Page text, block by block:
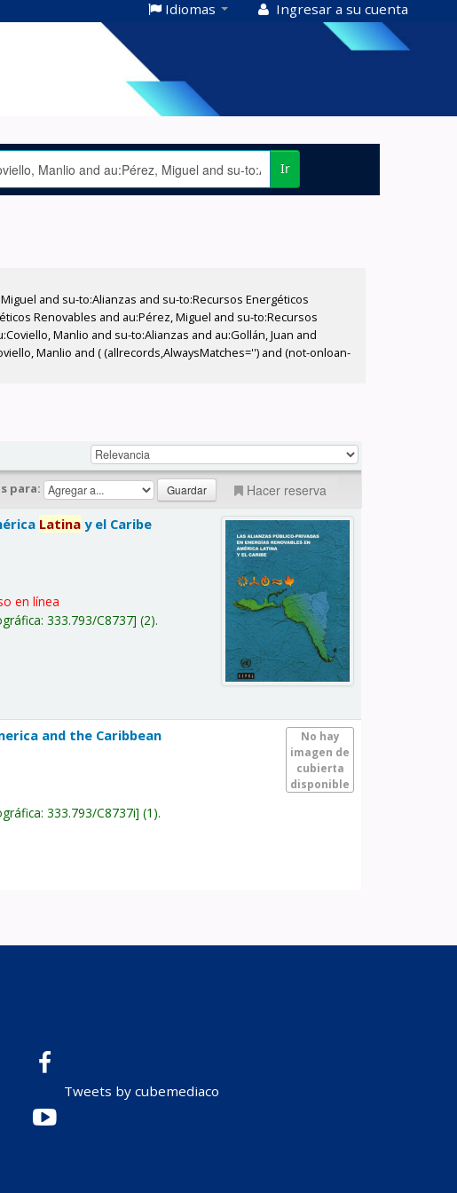
Idiomas Ingresar a su cuenta
Ir
Miguel and su-to:Alianzas and su-to:Recursos Energéticos
Renovables and au:Pérez, Miguel and su-to:Recursos
Manlio and su-to:Alianzas and au:Gollán, Juan and
Manlio and ( (allrecords,AlwaysMatches='') and (not-onloan-
para: Hacer reserva
Latina y el Caribe
en línea
333.793/C8737 (2).
No hay
imagen de
cubierta
disponible
and the Caribbean
333.793/C8737i (1).
Tweets by cubemediaco